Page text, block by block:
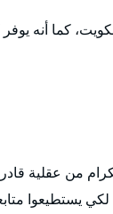
كما أنه يوفر
من عقلية
يستطيعوا